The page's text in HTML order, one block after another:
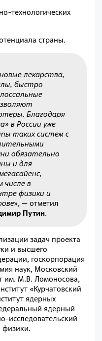
технологических
страны.
лекарства,
быстро
Благодаря
в России уже
таких систем с
обязательно
и для
числе в
физики и
»,— отметил
Путин.
задач проекта
и высшего
госкорпорация
наук, Московский
им. М.В. Ломоносова,
«Курчатовский
ядерных
ядерный
исследовательский
физики.